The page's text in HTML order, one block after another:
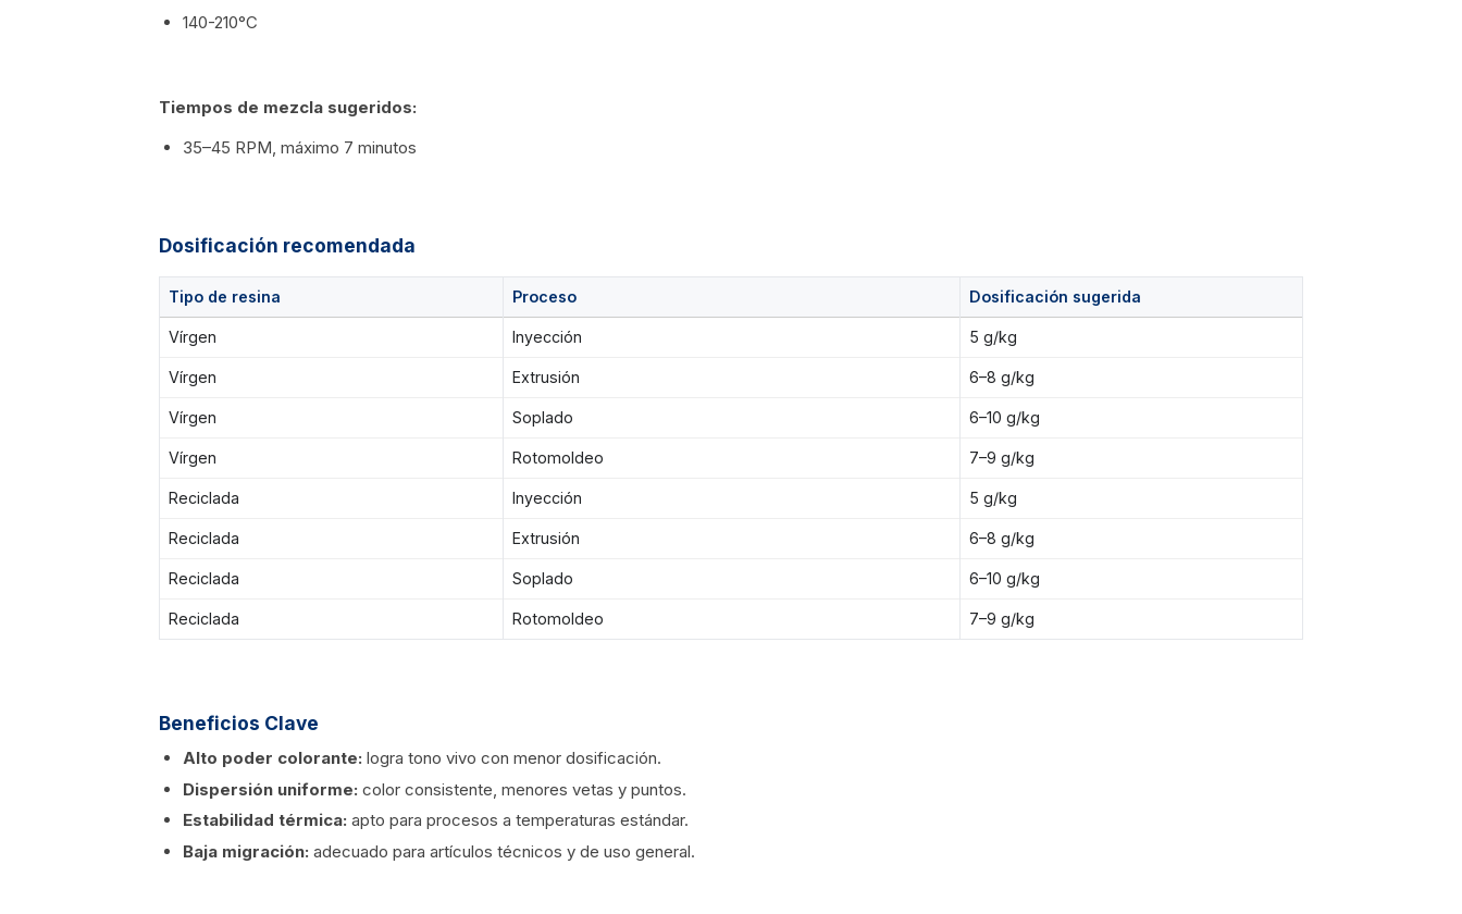
140-210°C
Tiempos de mezcla sugeridos:
35–45 RPM, máximo 7 minutos
Dosificación recomendada
Tipo de resina Proceso Dosificación sugerida
Vírgen Inyección 5 g/kg
Vírgen Extrusión 6–8 g/kg
Vírgen Soplado 6–10 g/kg
Vírgen Rotomoldeo 7–9 g/kg
Reciclada Inyección 5 g/kg
Reciclada Extrusión 6–8 g/kg
Reciclada Soplado 6–10 g/kg
Reciclada Rotomoldeo 7–9 g/kg
Beneficios Clave
Alto poder colorante: logra tono vivo con menor dosificación.
Dispersión uniforme: color consistente, menores vetas y puntos.
Estabilidad térmica: apto para procesos a temperaturas estándar.
Baja migración: adecuado para artículos técnicos y de uso general.